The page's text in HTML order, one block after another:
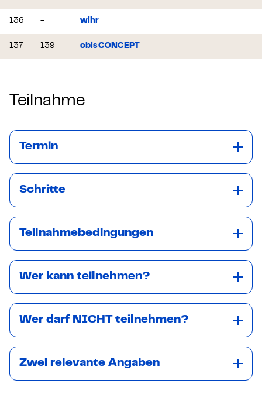
136 - wihr
137 139 obisCONCEPT
Teilnahme
Termin
Schritte
Teilnahmebedingungen
Wer kann teilnehmen?
Wer darf NICHT teilnehmen?
Zwei relevante Angaben